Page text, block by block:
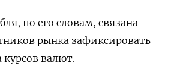
по его словам, связана
рынка зафиксировать
курсов валют.